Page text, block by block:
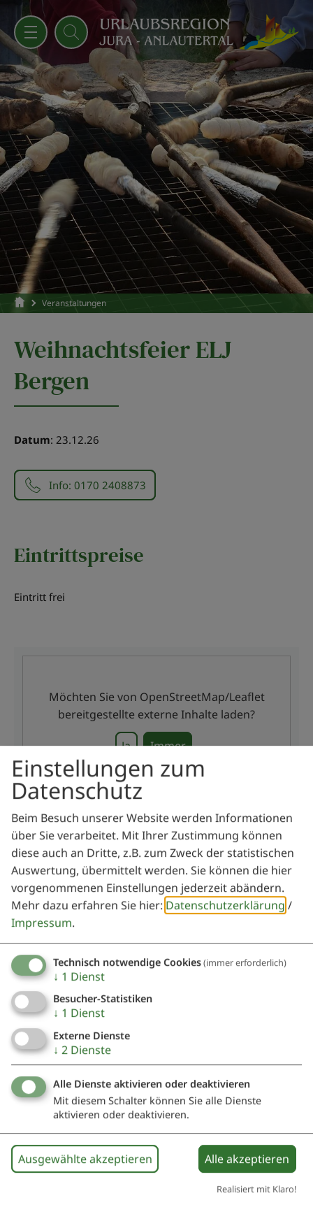
Veranstaltungen
Weihnachtsfeier ELJ
Bergen
Datum: 23.12.26
Info: 0170 2408873
Eintrittspreise
Eintritt frei
Möchten Sie von OpenStreetMap/Leaflet
bereitgestellte externe Inhalte laden?
Ja Immer
Evang. Landjugenheim Bergen
Dannhausener Straße 9
91790 Bergen
Veranstalter
Herr Jacob Hölzel
Reuther Straße 23a
91790 Bergen
0170 2408873
Kontakt
Einstellungen zum
Datenschutz
Beim Besuch unserer Website werden Informationen
über Sie verarbeitet. Mit Ihrer Zustimmung können
diese auch an Dritte, z.B. zum Zweck der statistischen
Auswertung, übermittelt werden. Sie können die hier
vorgenommenen Einstellungen jederzeit abändern.
Mehr dazu erfahren Sie hier: Datenschutzerklärung /
Impressum.
Technisch notwendige Cookies(immer erforderlich)
↓ 1 Dienst
Besucher-Statistiken
↓ 1 Dienst
Externe Dienste
↓ 2 Dienste
Alle Dienste aktivieren oder deaktivieren
Mit diesem Schalter können Sie alle Dienste
aktivieren oder deaktivieren.
Ausgewählte akzeptieren Alle akzeptieren
Realisiert mit Klaro!